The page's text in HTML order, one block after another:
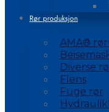
Rør produksjon
AMA®
Diverse
Flens
Fuge rør